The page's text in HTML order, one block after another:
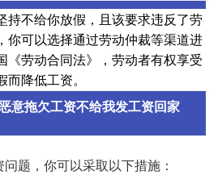
持不给你放假，且该要求违反了劳
你可以选择通过劳动仲裁等渠道进
《劳动合同法》，劳动者有权享受
降低工资。
意拖欠工资不给我发工资回家
题，你可以采取以下措施：